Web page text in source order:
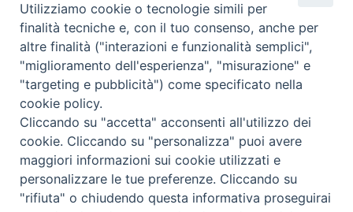
Statuto
Presidenza e ufficio presidenza
Consiglio scientifico
Coordinamento nazionale
COPYRIGHT Scienza & Vita - C.F96600690588- Tutti i
Utilizziamo cookie o tecnologie simili per
finalità tecniche e, con il tuo consenso, anche per
altre finalità ("interazioni e funzionalità semplici",
"miglioramento dell'esperienza", "misurazione" e
"targeting e pubblicità") come specificato nella
cookie policy.
Cliccando su "accetta" acconsenti all'utilizzo dei
cookie. Cliccando su "personalizza" puoi avere
maggiori informazioni sui cookie utilizzati e
personalizzare le tue preferenze. Cliccando su
"rifiuta" o chiudendo questa informativa proseguirai